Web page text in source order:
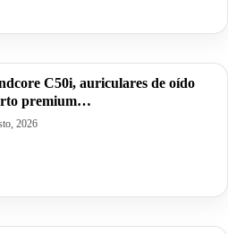
C50i, auriculares de oído
premium…
2026